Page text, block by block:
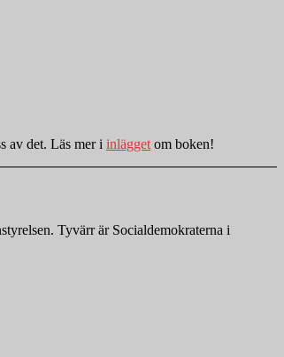
av det. Läs mer i inlägget om boken!
Tyvärr är Socialdemokraterna i